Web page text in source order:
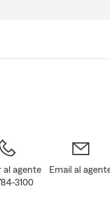
al agente
3100
Email al